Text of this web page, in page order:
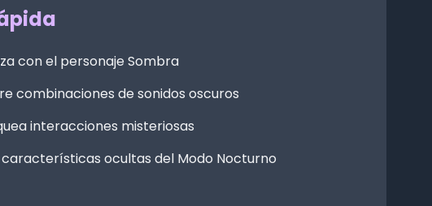
con el personaje Sombra
combinaciones de sonidos oscuros
interacciones misteriosas
características ocultas del Modo Nocturno